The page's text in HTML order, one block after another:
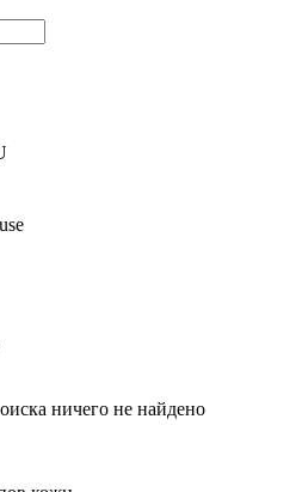
ничего не найдено